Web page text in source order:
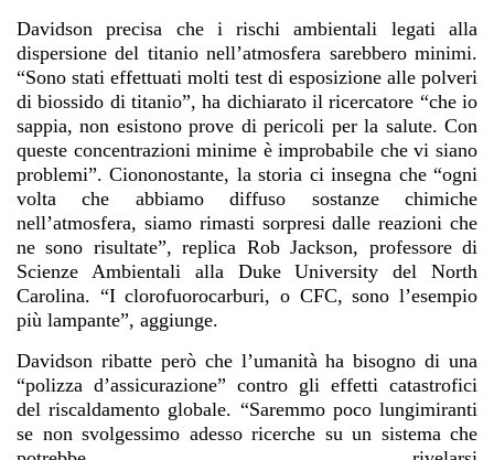
Davidson precisa che i rischi ambientali legati alla
dispersione del titanio nell’atmosfera sarebbero minimi.
“Sono stati effettuati molti test di esposizione alle polveri
di biossido di titanio”, ha dichiarato il ricercatore “che io
sappia, non esistono prove di pericoli per la salute. Con
queste concentrazioni minime è improbabile che vi siano
problemi”. Ciononostante, la storia ci insegna che “ogni
volta che abbiamo diffuso sostanze chimiche
nell’atmosfera, siamo rimasti sorpresi dalle reazioni che
ne sono risultate”, replica Rob Jackson, professore di
Scienze Ambientali alla Duke University del North
Carolina. “I clorofuorocarburi, o CFC, sono l’esempio
più lampante”, aggiunge.
Davidson ribatte però che l’umanità ha bisogno di una
“polizza d’assicurazione” contro gli effetti catastrofici
del riscaldamento globale. “Saremmo poco lungimiranti
se non svolgessimo adesso ricerche su un sistema che